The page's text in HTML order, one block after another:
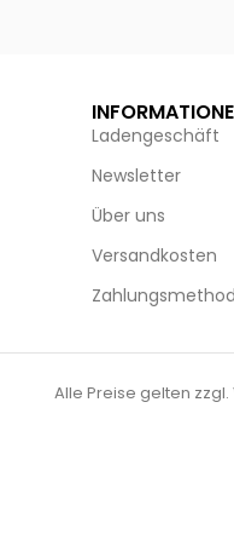
Ladengeschäft
Newsletter
Über uns
Versandkosten
Alle Preise gelten